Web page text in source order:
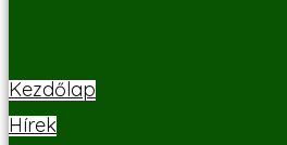
Kezdőlap
Hírek